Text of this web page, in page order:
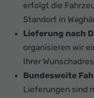
erfolgt die
Standort in
Lieferung nach
organisieren wir
Ihrer
Bundesweite
Lieferungen sind